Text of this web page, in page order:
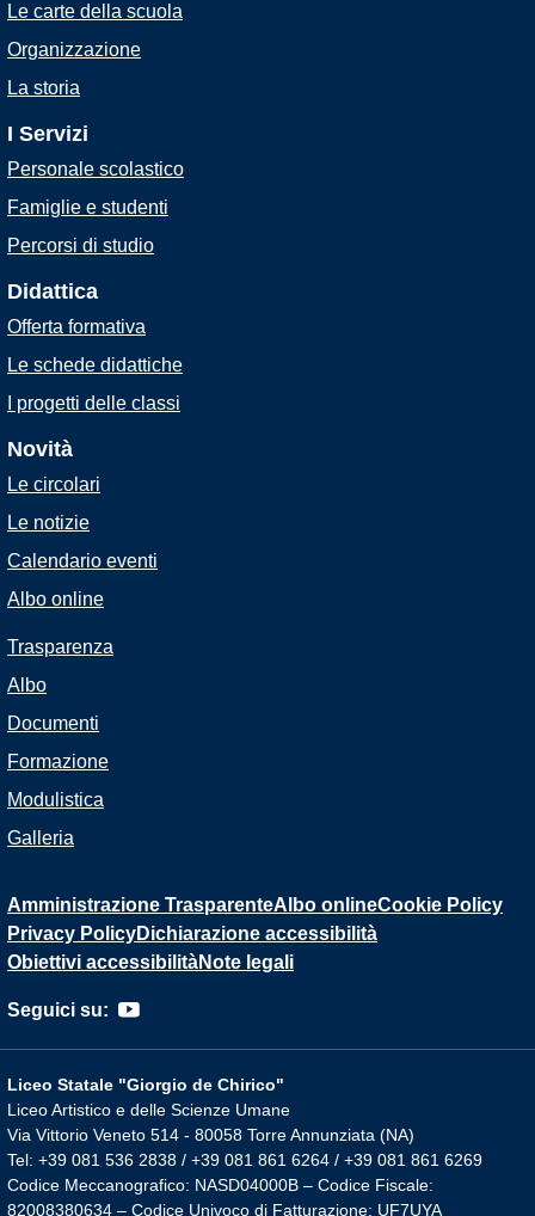
Le carte della scuola
Organizzazione
La storia
I Servizi
Personale scolastico
Famiglie e studenti
Percorsi di studio
Didattica
Offerta formativa
Le schede didattiche
I progetti delle classi
Novità
Le circolari
Le notizie
Calendario eventi
Albo online
Trasparenza
Albo
Documenti
Formazione
Modulistica
Galleria
Amministrazione TrasparenteAlbo onlineCookie Policy
Privacy PolicyDichiarazione accessibilità
Obiettivi accessibilitàNote legali
Seguici su:
Liceo Statale "Giorgio de Chirico"
Liceo Artistico e delle Scienze Umane
Via Vittorio Veneto 514 - 80058 Torre Annunziata (NA)
Tel: +39 081 536 2838 / +39 081 861 6264 / +39 081 861 6269
Codice Meccanografico: NASD04000B – Codice Fiscale:
82008380634 – Codice Univoco di Fatturazione: UF7UYA